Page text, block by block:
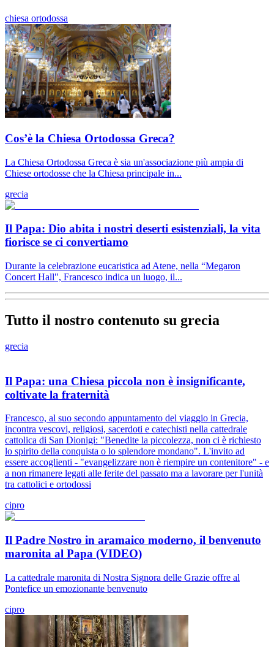
chiesa ortodossa
Cos’è la Chiesa Ortodossa Greca?
La Chiesa Ortodossa Greca è sia un'associazione più ampia di
Chiese ortodosse che la Chiesa principale in...
grecia
Il Papa: Dio abita i nostri deserti esistenziali, la vita
fiorisce se ci convertiamo
Durante la celebrazione eucaristica ad Atene, nella “Megaron
Concert Hall", Francesco indica un luogo, il...
Tutto il nostro contenuto su grecia
grecia
Il Papa: una Chiesa piccola non è insignificante,
coltivate la fraternità
Francesco, al suo secondo appuntamento del viaggio in Grecia,
incontra vescovi, religiosi, sacerdoti e catechisti nella cattedrale
cattolica di San Dionigi: "Benedite la piccolezza, non ci è richiesto
lo spirito della conquista o lo splendore mondano". L'invito ad
essere accoglienti - "evangelizzare non è riempire un contenitore" - e
a non rimanere legati alle ferite del passato ma a lavorare per l'unità
tra cattolici e ortodossi
cipro
Il Padre Nostro in aramaico moderno, il benvenuto
maronita al Papa (VIDEO)
La cattedrale maronita di Nostra Signora delle Grazie offre al
Pontefice un emozionante benvenuto
cipro